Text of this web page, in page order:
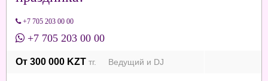
+7 705 203 00 00
+7 705 203 00 00
От 300 000 KZT тг. Ведущий и DJ